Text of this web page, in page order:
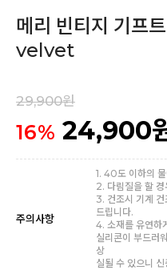
메리 빈티지 기프
velvet
29,900원
16% 24,900
주의사항
1. 40도 이하의
2. 다림질을 할
3. 건조시 기계
드립니다.
4. 소재를 유연하
실리콘이 부드러
상
실될 수 있으니